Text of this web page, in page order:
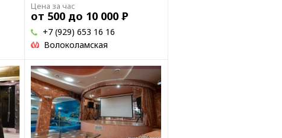
Цена за час
от 500 до 10 000 Р
Волоколамская
+7 (929) 653 16 16